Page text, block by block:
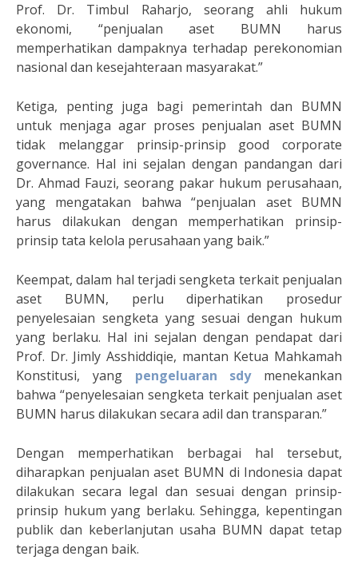
Prof. Dr. Timbul Raharjo, seorang ahli hukum
ekonomi, “penjualan aset BUMN harus
memperhatikan dampaknya terhadap perekonomian
nasional dan kesejahteraan masyarakat.”
Ketiga, penting juga bagi pemerintah dan BUMN
untuk menjaga agar proses penjualan aset BUMN
tidak melanggar prinsip-prinsip good corporate
governance. Hal ini sejalan dengan pandangan dari
Dr. Ahmad Fauzi, seorang pakar hukum perusahaan,
yang mengatakan bahwa “penjualan aset BUMN
harus dilakukan dengan memperhatikan prinsip-
prinsip tata kelola perusahaan yang baik.”
Keempat, dalam hal terjadi sengketa terkait penjualan
aset BUMN, perlu diperhatikan prosedur
penyelesaian sengketa yang sesuai dengan hukum
yang berlaku. Hal ini sejalan dengan pendapat dari
Prof. Dr. Jimly Asshiddiqie, mantan Ketua Mahkamah
Konstitusi, yang pengeluaran sdymenekankan
bahwa “penyelesaian sengketa terkait penjualan aset
BUMN harus dilakukan secara adil dan transparan.”
Dengan memperhatikan berbagai hal tersebut,
diharapkan penjualan aset BUMN di Indonesia dapat
dilakukan secara legal dan sesuai dengan prinsip-
prinsip hukum yang berlaku. Sehingga, kepentingan
publik dan keberlanjutan usaha BUMN dapat tetap
terjaga dengan baik.